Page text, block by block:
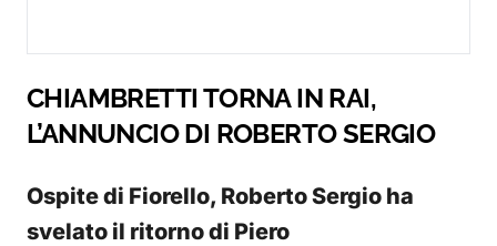
CHIAMBRETTI TORNA IN RAI,
L’ANNUNCIO DI ROBERTO SERGIO
Ospite di Fiorello, Roberto Sergio ha
svelato il ritorno di Piero